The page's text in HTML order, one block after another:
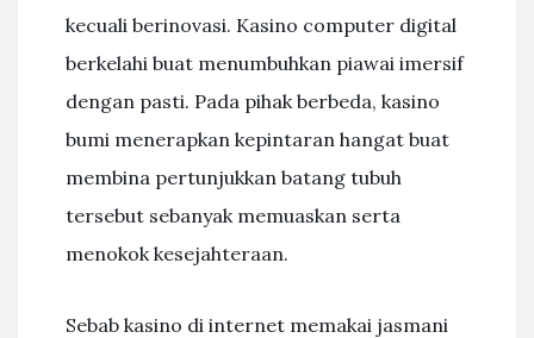
kecuali berinovasi. Kasino computer digital
berkelahi buat menumbuhkan piawai imersif
dengan pasti. Pada pihak berbeda, kasino
bumi menerapkan kepintaran hangat buat
membina pertunjukkan batang tubuh
tersebut sebanyak memuaskan serta
menokok kesejahteraan.
Sebab kasino di internet memakai jasmani